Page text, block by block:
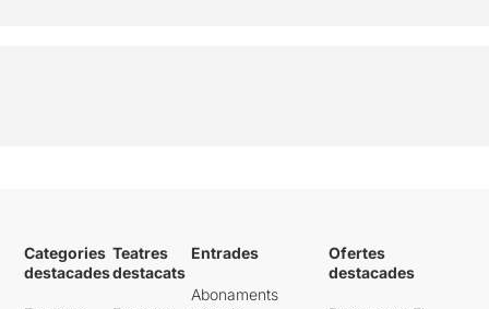
Categories
destacades
Teatres
destacats
Entrades
Abonaments
Ofertes
destacades